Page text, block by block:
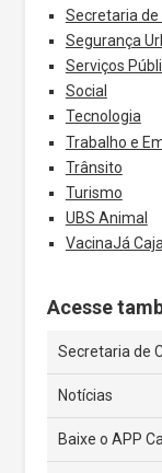
Secretaria de
Segurança
Serviços
Social
Tecnologia
Trabalho e
Trânsito
Turismo
UBS Animal
VacinaJá
Acesse
Secretaria de
Notícias
Baixe o APP